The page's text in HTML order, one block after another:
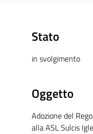
Stato
in svolgimento
Oggetto
Adozione del
alla ASL Sulcis